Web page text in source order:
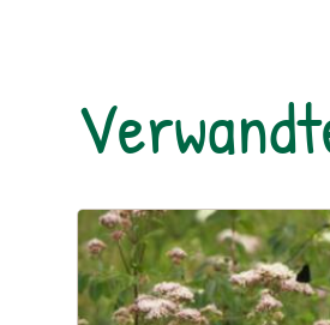
Ein blühendes